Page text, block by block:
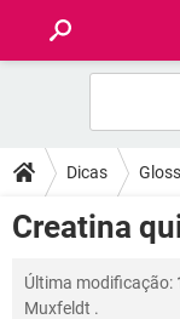
FÓRUM
SAÚDE
FAMÍLIA
Dicas
Creatina
Última modificação:
Muxfeldt .